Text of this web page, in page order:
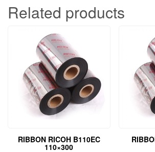
Related products
RIBBON RICOH B110EC
110×300